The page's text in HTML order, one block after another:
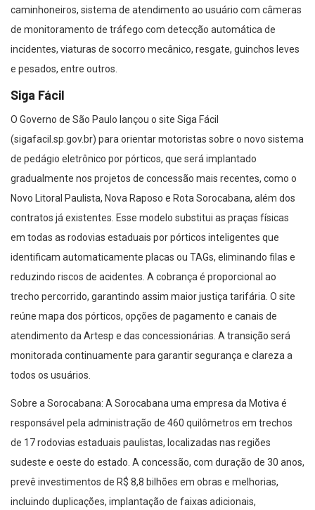
caminhoneiros, sistema de atendimento ao usuário com câmeras
de monitoramento de tráfego com detecção automática de
incidentes, viaturas de socorro mecânico, resgate, guinchos leves
e pesados, entre outros.
Siga Fácil
O Governo de São Paulo lançou o site Siga Fácil
(sigafacil.sp.gov.br) para orientar motoristas sobre o novo sistema
de pedágio eletrônico por pórticos, que será implantado
gradualmente nos projetos de concessão mais recentes, como o
Novo Litoral Paulista, Nova Raposo e Rota Sorocabana, além dos
contratos já existentes. Esse modelo substitui as praças físicas
em todas as rodovias estaduais por pórticos inteligentes que
identificam automaticamente placas ou TAGs, eliminando filas e
reduzindo riscos de acidentes. A cobrança é proporcional ao
trecho percorrido, garantindo assim maior justiça tarifária. O site
reúne mapa dos pórticos, opções de pagamento e canais de
atendimento da Artesp e das concessionárias. A transição será
monitorada continuamente para garantir segurança e clareza a
todos os usuários.
Sobre a Sorocabana: A Sorocabana uma empresa da Motiva é
responsável pela administração de 460 quilômetros em trechos
de 17 rodovias estaduais paulistas, localizadas nas regiões
sudeste e oeste do estado. A concessão, com duração de 30 anos,
prevê investimentos de R$ 8,8 bilhões em obras e melhorias,
incluindo duplicações, implantação de faixas adicionais,